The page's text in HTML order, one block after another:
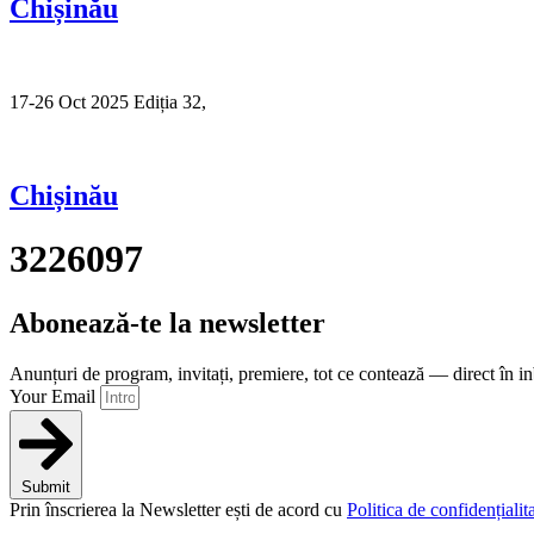
Chișinău
17-26 Oct 2025 Ediția 32,
Chișinău
3226097
Abonează-te la newsletter
Anunțuri de program, invitați, premiere, tot ce contează — direct în
Your Email
Submit
Prin înscrierea la Newsletter ești de acord cu Politica de